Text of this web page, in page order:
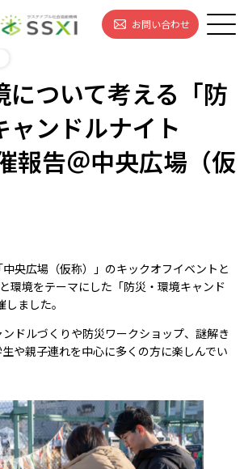
お問い合わせ
について考える「防
ャンドルナイト
報告＠中央広場（仮
央広場（仮称）」のキックオフイベントと
環境をテーマにした「防災・環境キャンド
しました。
ドルづくりや防災ワークショップ、謎解き
や親子連れを中心に多くの方に楽しんでい